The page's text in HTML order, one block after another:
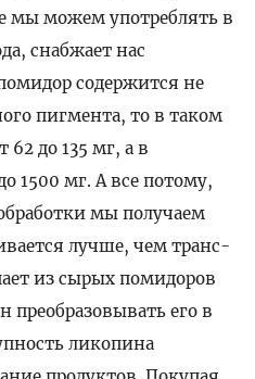
мы можем употреблять в
снабжает нас
содержится не
пигмента, то в таком
62 до 135 мг, а в
1500 мг. А все потому,
мы получаем
лучше, чем транс-
из сырых помидоров
его в
ликопина